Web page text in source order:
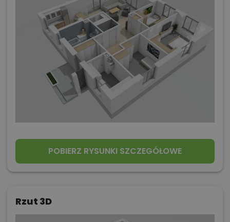
POBIERZ RYSUNKI SZCZEGÓŁOWE
Rzut 3D